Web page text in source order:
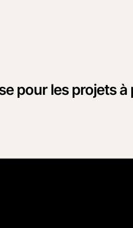
pour les projets à